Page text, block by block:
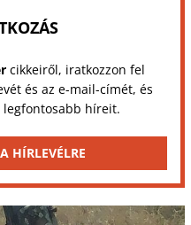
cikkeiről, iratkozzon fel
és az e-mail-címét, és
híreit.
HÍRLEVÉLRE